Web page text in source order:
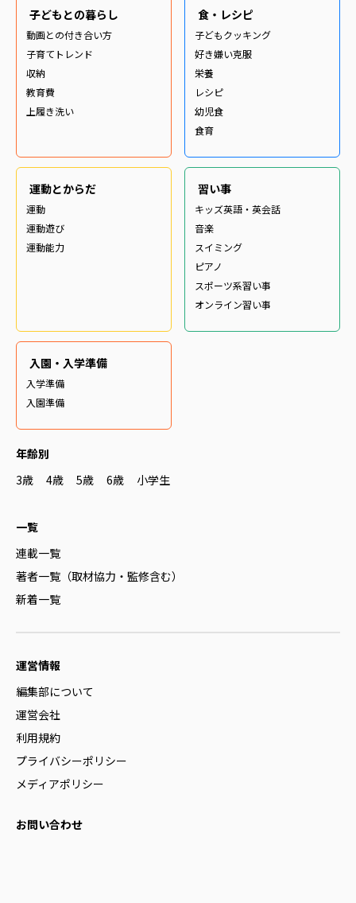
子どもとの暮らし
動画との付き合い方
子育てトレンド
収納
教育費
上履き洗い
食・レシピ
子どもクッキング
好き嫌い克服
栄養
レシピ
幼児食
食育
運動とからだ
運動
運動遊び
運動能力
習い事
キッズ英語・英会話
音楽
スイミング
ピアノ
スポーツ系習い事
オンライン習い事
入園・入学準備
入学準備
入園準備
年齢別
3歳
4歳 5歳 6歳 小学生
一覧
連載一覧
著者一覧（取材協力・監修含む）
新着一覧
運営情報
編集部について
運営会社
利用規約
プライバシーポリシー
メディアポリシー
お問い合わせ